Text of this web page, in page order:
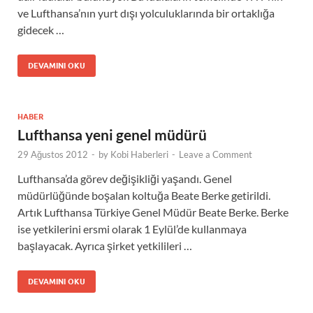
ve Lufthansa’nın yurt dışı yolculuklarında bir ortaklığa
gidecek …
DEVAMINI OKU
HABER
Lufthansa yeni genel müdürü
29 Ağustos 2012 - by Kobi Haberleri - Leave a Comment
Lufthansa’da görev değişikliği yaşandı. Genel
müdürlüğünde boşalan koltuğa Beate Berke getirildi.
Artık Lufthansa Türkiye Genel Müdür Beate Berke. Berke
ise yetkilerini ersmi olarak 1 Eylül’de kullanmaya
başlayacak. Ayrıca şirket yetkilileri …
DEVAMINI OKU